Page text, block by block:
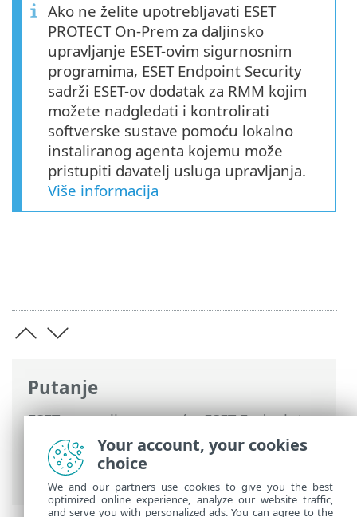
Putanje
ESET-ova online pomoć>ESET Endpoint
Security
>Postavi program ESET Endpoint
Security > Instalacija pomoću GPO-a ili
SCCM-a
Ako ne želite upotrebljavati ESET
PROTECT On-Prem za daljinsko
upravljanje ESET-ovim sigurnosnim
programima, ESET Endpoint Security
sadrži ESET-ov dodatak za RMM kojim
možete nadgledati i kontrolirati
softverske sustave pomoću lokalno
instaliranog agenta kojemu može
pristupiti davatelj usluga upravljanja.
Više informacija
Your account, your cookies
choice
We and our partners use cookies to give you the best
optimized online experience, analyze our website traffic,
and serve you with personalized ads. You can agree to the